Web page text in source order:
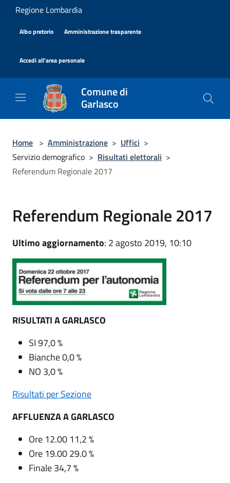
Salta al contenuto principale
Regione Lombardia
Albo pretorio Amministrazione trasparente
Accedi all'area personale
Comune di
Garlasco
Home > Amministrazione > Uffici >
Servizio demografico > Risultati elettorali >
Referendum Regionale 2017
Referendum Regionale 2017
Ultimo aggiornamento: 2 agosto 2019, 10:10
RISULTATI A GARLASCO
SI 97,0 %
Bianche 0,0 %
NO 3,0 %
Risultati per Sezione
AFFLUENZA A GARLASCO
Ore 12.00 11,2 %
Ore 19.00 29.0 %
Finale 34,7 %